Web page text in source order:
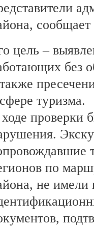
цель –
без
туризма.
проверки
по
не имели